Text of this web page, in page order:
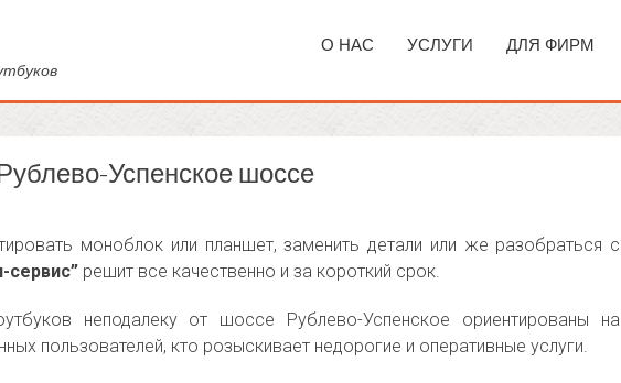
О НАС УСЛУГИ ДЛЯ ФИРМ
Успенское шоссе
моноблок или планшет, заменить детали или же разобраться с
сервис” решит все качественно и за короткий срок.
неподалеку от шоссе Рублево-Успенское ориентированы на
пользователей, кто розыскивает недорогие и оперативные услуги.